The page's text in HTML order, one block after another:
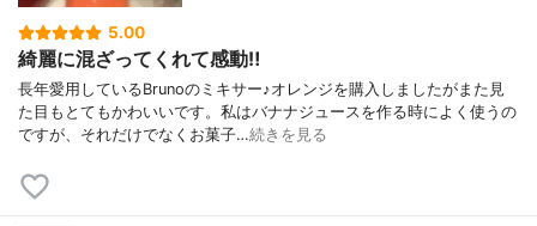
5.00
綺麗に混ざってくれて感動‼︎
長年愛用しているBrunoのミキサー♪オレンジを購入しましたがまた見
た目もとてもかわいいです。私はバナナジュースを作る時によく使うの
ですが、それだけでなくお菓子…続きを見る